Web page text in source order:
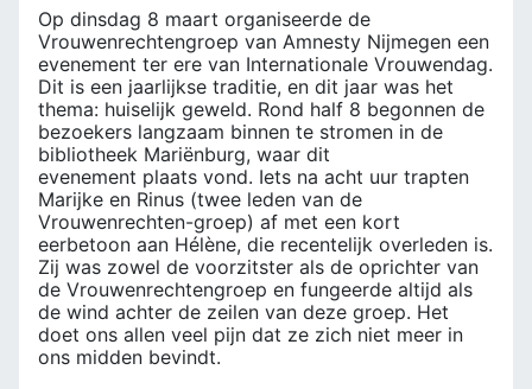
Op dinsdag 8 maart organiseerde de
Vrouwenrechtengroep van Amnesty Nijmegen een
evenement ter ere van Internationale Vrouwendag.
Dit is een jaarlijkse traditie, en dit jaar was het
thema: huiselijk geweld. Rond half 8 begonnen de
bezoekers langzaam binnen te stromen in de
bibliotheek Mariënburg, waar dit
evenement plaats vond. Iets na acht uur trapten
Marijke en Rinus (twee leden van de
Vrouwenrechten-groep) af met een kort
eerbetoon aan Hélène, die recentelijk overleden is.
Zij was zowel de voorzitster als de oprichter van
de Vrouwenrechtengroep en fungeerde altijd als
de wind achter de zeilen van deze groep. Het
doet ons allen veel pijn dat ze zich niet meer in
ons midden bevindt.